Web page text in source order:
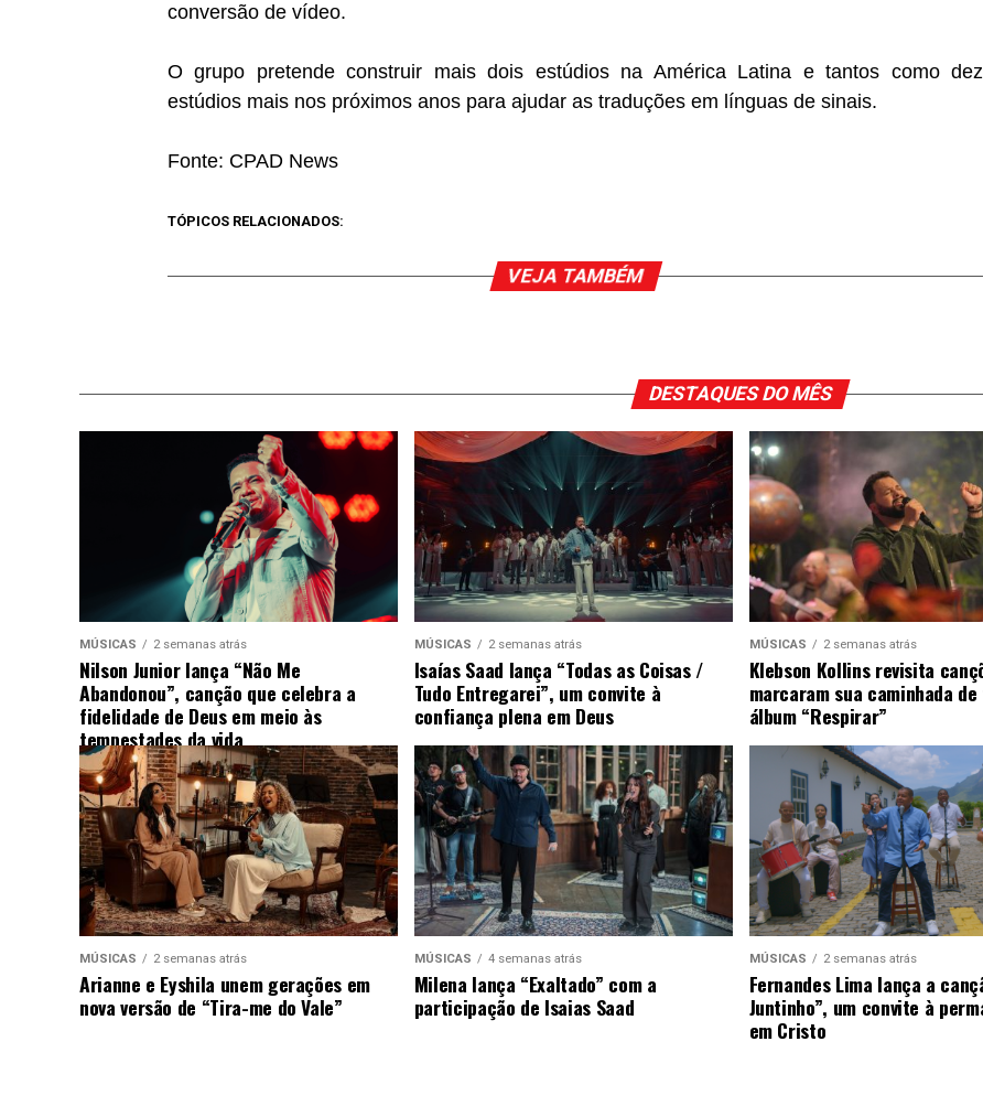
conversão de vídeo.
O grupo pretende construir mais dois estúdios na América Latina e tantos como dez
estúdios mais nos próximos anos para ajudar as traduções em línguas de sinais.
Fonte: CPAD News
TÓPICOS RELACIONADOS:
VEJA TAMBÉM
DESTAQUES DO MÊS
MÚSICAS 2 semanas atrás
Nilson Junior lança “Não Me
Abandonou”, canção que celebra a
fidelidade de Deus em meio às
tempestades da vida
MÚSICAS 2 semanas atrás
Isaías Saad lança “Todas as Coisas /
Tudo Entregarei”, um convite à
confiança plena em Deus
MÚSICAS 2 semanas atrás
Klebson Kollins revisita
marcaram sua caminhada
álbum “Respirar”
MÚSICAS 2 semanas atrás
Arianne e Eyshila unem gerações em
nova versão de “Tira-me do Vale”
MÚSICAS 4 semanas atrás
Milena lança “Exaltado” com a
participação de Isaias Saad
MÚSICAS 2 semanas atrás
Fernandes Lima lança a
Juntinho”, um convite à
em Cristo